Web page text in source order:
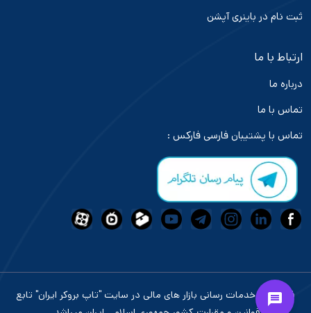
ثبت نام در باینری آپشن
ارتباط با ما
درباره ما
تماس با ما
تماس با پشتیبان فارسی فارکس :
فعالیت و خدمات رسانی بازار های مالی در سایت "تاپ بروکر ایران" تابع